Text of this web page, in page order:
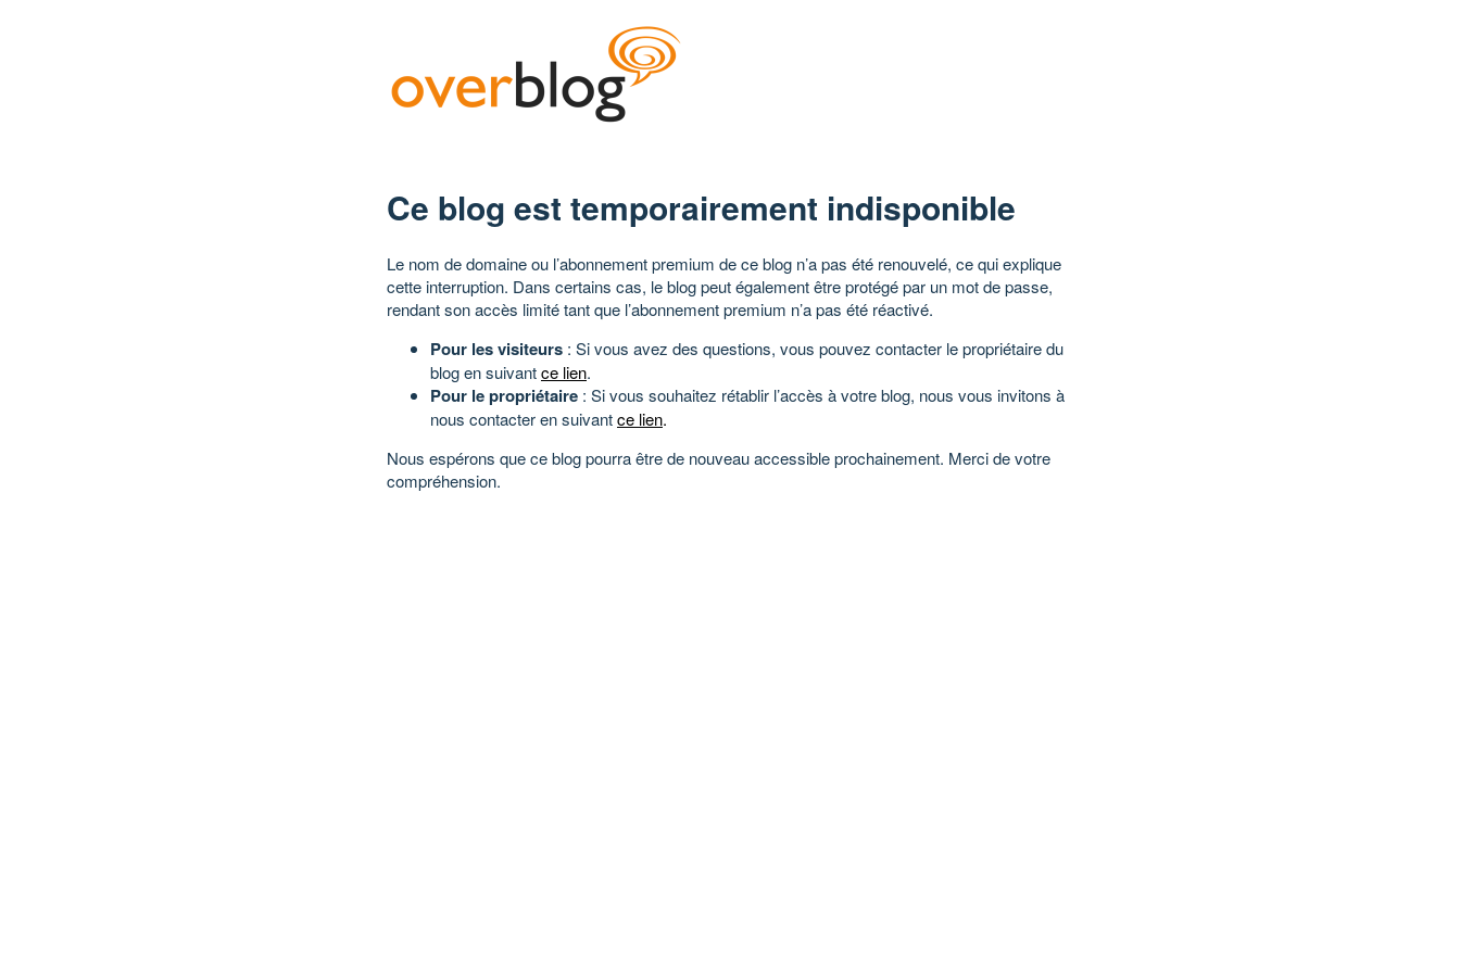
Ce blog est temporairement indisponible
Le nom de domaine ou l’abonnement premium de ce blog n’a pas été renouvelé, ce qui explique
cette interruption. Dans certains cas, le blog peut également être protégé par un mot de passe,
rendant son accès limité tant que l’abonnement premium n’a pas été réactivé.
Pour les visiteurs : Si vous avez des questions, vous pouvez contacter le propriétaire du
blog en suivantce lien.
Pour le propriétaire : Si vous souhaitez rétablir l’accès à votre blog, nous vous invitons à
nous contacter en suivantce lien.
Nous espérons que ce blog pourra être de nouveau accessible prochainement. Merci de votre
compréhension.